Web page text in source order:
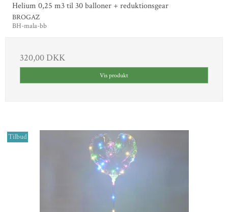
Helium 0,25 m3 til 30 balloner + reduktionsgear
BROGAZ
BH-mala-bb
320,00 DKK
Vis produkt
Tilbud